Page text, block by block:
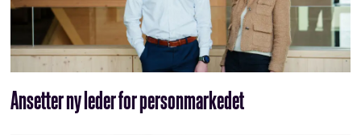
Ansetter ny leder for personmarkedet